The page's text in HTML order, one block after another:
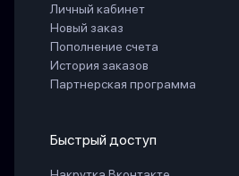
Личный кабинет
Новый заказ
Пополнение счета
История заказов
Партнерская программа
Быстрый доступ